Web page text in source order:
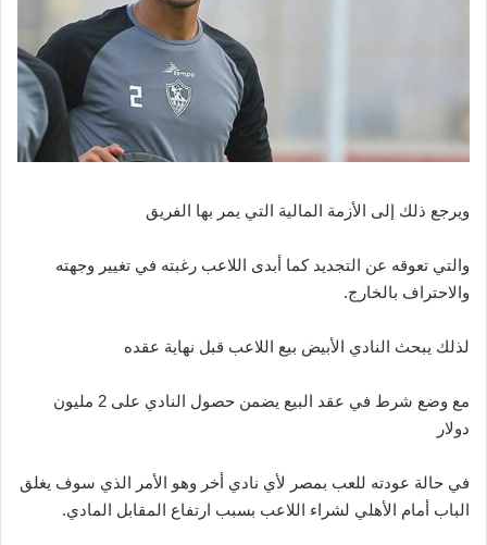
ويرجع ذلك إلى الأزمة المالية التي يمر بها الفريق
والتي تعوقه عن التجديد كما أبدى اللاعب رغبته في تغيير وجهته
والاحتراف بالخارج.
لذلك يبحث النادي الأبيض بيع اللاعب قبل نهاية عقده
مع وضع شرط في عقد البيع يضمن حصول النادي على 2 مليون
دولار
في حالة عودته للعب بمصر لأي نادي أخر وهو الأمر الذي سوف يغلق
الباب أمام الأهلي لشراء اللاعب بسبب ارتفاع المقابل المادي.